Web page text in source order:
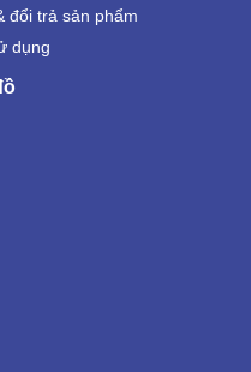
đổi trả sản phẩm
dụng